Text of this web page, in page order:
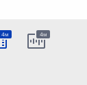
4м 4м